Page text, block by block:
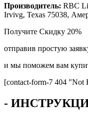
Производитель: RBC
Irvivg, Texas 75038,
Получите Скидку 20%
отправив простую
и мы поможем вам
[contact-form-7 404 "Not
-